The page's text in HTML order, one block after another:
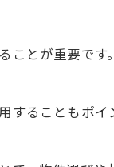
とが重要で
ることもポイ